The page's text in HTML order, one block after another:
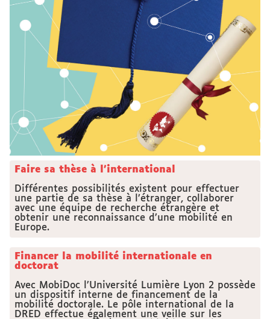
Faire sa thèse à l'international
Différentes possibilités existent pour effectuer
une partie de sa thèse à l’étranger, collaborer
avec une équipe de recherche étrangère et
obtenir une reconnaissance d’une mobilité en
Europe.
Financer la mobilité internationale en
doctorat
Avec MobiDoc l’Université Lumière Lyon 2 possède
un dispositif interne de financement de la
mobilité doctorale. Le pôle international de la
DRED effectue également une veille sur les